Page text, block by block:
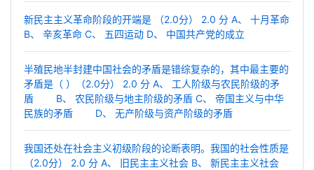
新民主主义革命阶段的开端是 （2.0分） 2.0 分 A、 十月革命
B、 辛亥革命 C、 五四运动 D、 中国共产党的成立
半殖民地半封建中国社会的矛盾是错综复杂的，其中最主要的
矛盾是（ ）（2.0分） 2.0 分 A、 工人阶级与农民阶级的矛
盾 B、 农民阶级与地主阶级的矛盾 C、 帝国主义与中华
民族的矛盾 D、 无产阶级与资产阶级的矛盾
我国还处在社会主义初级阶段的论断表明。我国的社会性质是
（2.0分） 2.0 分 A、 旧民主主义社会 B、 新民主主义社会